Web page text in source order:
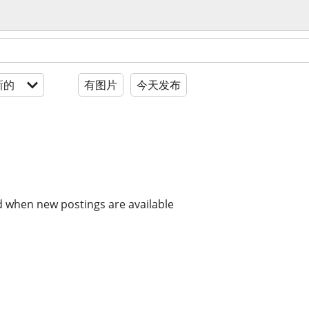
的 有图片 今天发布
new postings are available